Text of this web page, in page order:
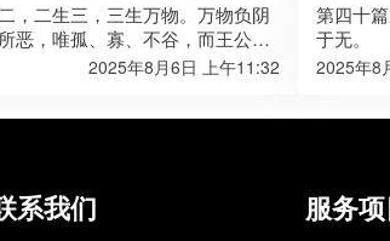
，二生三，三生万物。万物负阴
恶，唯孤、寡、不谷，而王公以
之而损。人之所教，我亦教之。
2025年8月6日 上午11:32
第四十
于无。
2025年8
系我们 服务项